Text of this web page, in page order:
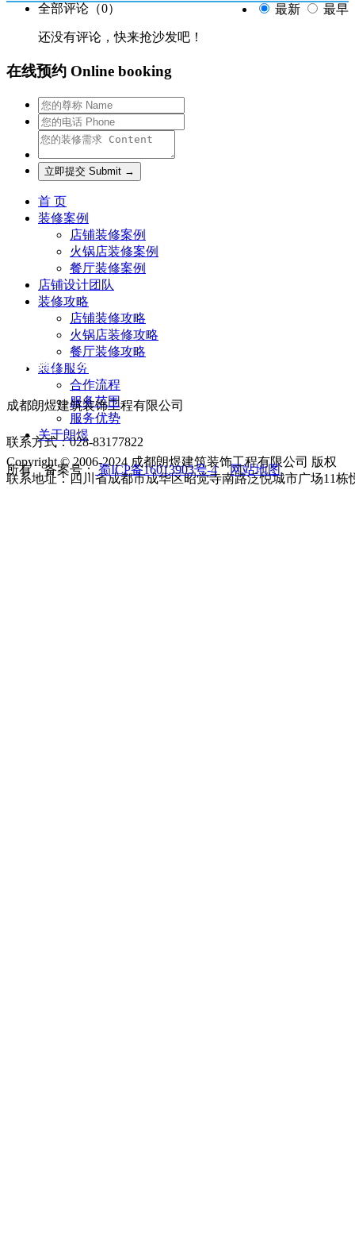
全部评论（0） 最新 最早
还没有评论，快来抢沙发吧！
在线预约 Online booking
首 页
装修案例
店铺装修案例
火锅店装修案例
餐厅装修案例
店铺设计团队
装修攻略
店铺装修攻略
火锅店装修攻略
餐厅装修攻略
装修服务
合作流程
服务范围
服务优势
关于朗煜
联系我们 Contact us
成都朗煜建筑装饰工程有限公司
联系方式：028-83177822
联系地址：四川省成都市成华区昭觉寺南路泛悦城市广场11栋
Copyright © 2006-2024 成都朗煜建筑装饰工程有限公司 版权
所有 备案号：蜀ICP备16013903号-4 网站地图